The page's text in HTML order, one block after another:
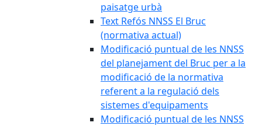
paisatge urbà
Text Refós NNSS El Bruc
(normativa actual)
Modificació puntual de les NNSS
del planejament del Bruc per a la
modificació de la normativa
referent a la regulació dels
sistemes d'equipaments
Modificació puntual de les NNSS